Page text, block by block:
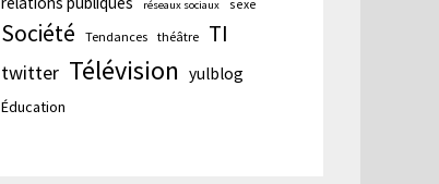
réseaux sociaux sexe
Société Tendances théâtre TI
twitter Télévision yulblog
Éducation